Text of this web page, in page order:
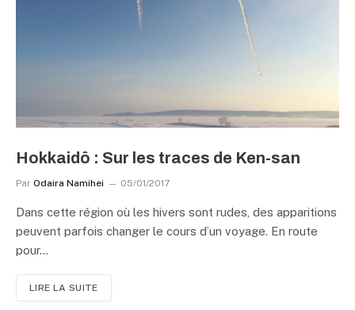
Hokkaidô : Sur les traces de Ken-san
Par Odaira Namihei 05/01/2017
Dans cette région où les hivers sont rudes, des apparitions
peuvent parfois changer le cours d’un voyage. En route
pour…
LIRE LA SUITE